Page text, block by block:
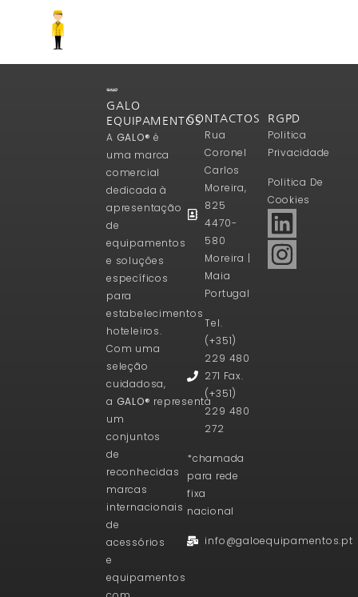
GALO
EQUIPAMENTOS
A GALO® é
uma marca
comercial
dedicada à
apresentação
de
equipamentos
e soluções
específicos
para
estabelecimentos
hoteleiros.
Com uma
seleção
cuidadosa,
a GALO® representa
um
conjuntos
de
reconhecidas
marcas
internacionais
de
acessórios
e
equipamentos
CONTACTOS
Rua
Coronel
Carlos
Moreira,
825
4470-
580
Moreira |
Maia
Portugal
Tel.
(+351)
229 480
271 Fax.
(+351)
229 480
272
*chamada
para rede
fixa
nacional
info@galoequipamentos.pt
RGPD
Politica
Privacidade
Politica De
Cookies